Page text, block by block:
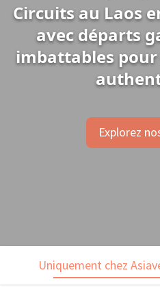
Circuits au Laos
avec départs
imbattables pour
Explorez
Uniquement chez